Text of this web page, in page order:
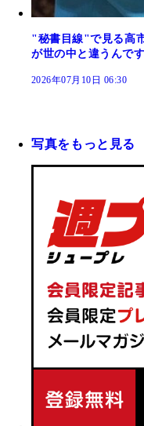
"秘書目線"で見る高
が世の中と違うんです
2026年07月10日 06:30
写真をもっと見る